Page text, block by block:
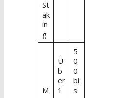
St
ak
in
g
M
Ü
b
er
1
5
0
0
bi
s